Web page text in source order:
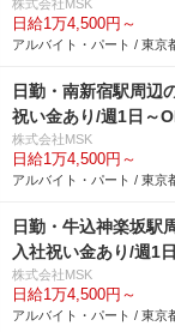
株式会社MSK
日給1万4,500円～
アルバイト・パート / 東京
日勤・南新宿駅周辺
祝い金あり/週1日～
株式会社MSK
日給1万4,500円～
アルバイト・パート / 東京
日勤・牛込神楽坂駅
入社祝い金あり/週1
株式会社MSK
日給1万4,500円～
アルバイト・パート / 東京